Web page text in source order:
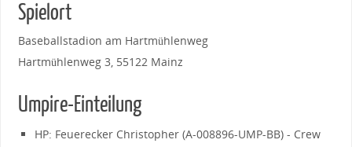
Spielort
Baseballstadion am Hartmühlenweg
Hartmühlenweg 3, 55122 Mainz
Umpire-Einteilung
HP: Feuerecker Christopher (A-008896-UMP-BB) - Crew